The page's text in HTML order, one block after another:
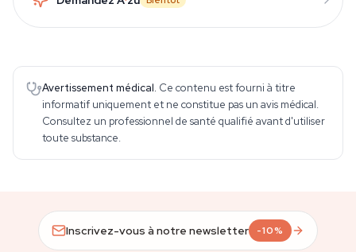
Avertissement médical. Ce contenu est fourni à titre
informatif uniquement et ne constitue pas un avis médical.
Consultez un professionnel de santé qualifié avant d'utiliser
toute substance.
Inscrivez-vous à notre newsletter -10%